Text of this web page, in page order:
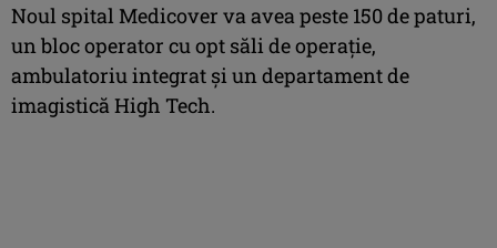
Noul spital Medicover va avea peste 150 de paturi,
un bloc operator cu opt săli de operație,
ambulatoriu integrat şi un departament de
imagistică High Tech.